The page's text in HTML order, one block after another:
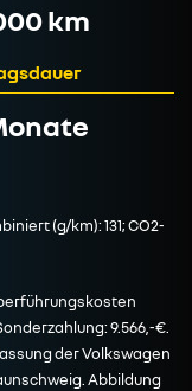
km
(g/km): 131; CO2-
9.566,-€.
der Volkswagen
Abbildung